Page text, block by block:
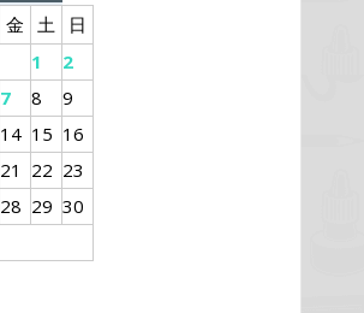
金 土
日
1
2
7 8
9
14 15 16
21 22 23
28 29 30